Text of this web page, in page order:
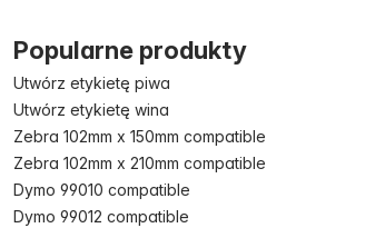
Popularne produkty
Utwórz etykietę piwa
Utwórz etykietę wina
Zebra 102mm x 150mm compatible
Zebra 102mm x 210mm compatible
Dymo 99010 compatible
Dymo 99012 compatible